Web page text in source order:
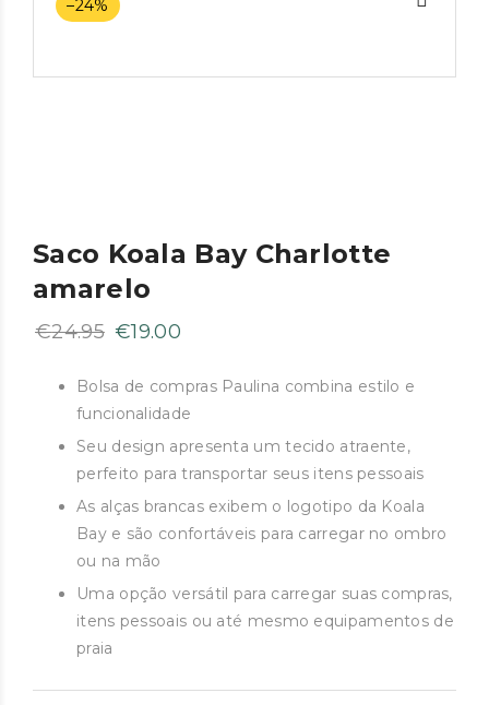
–24%
Saco Koala Bay Charlotte
amarelo
€24.95 O
original
era:
€24.95.
€19.00
atual
é:
€19.00.
Bolsa de compras Paulina combina estilo e
funcionalidade
Seu design apresenta um tecido atraente,
perfeito para transportar seus itens pessoais
As alças brancas exibem o logotipo da Koala
Bay e são confortáveis ​​para carregar no ombro
ou na mão
Uma opção versátil para carregar suas compras,
itens pessoais ou até mesmo equipamentos de
praia